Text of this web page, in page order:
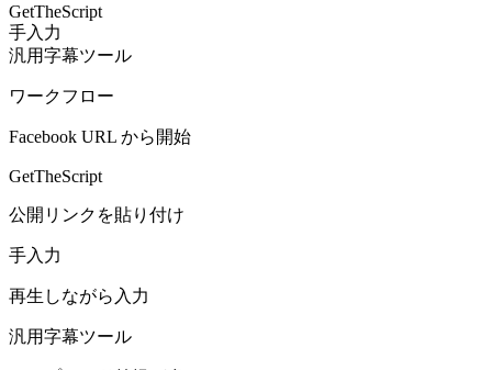
GetTheScript
手入力
汎用字幕ツール
ワークフロー
Facebook URL から開始
GetTheScript
公開リンクを貼り付け
手入力
再生しながら入力
汎用字幕ツール